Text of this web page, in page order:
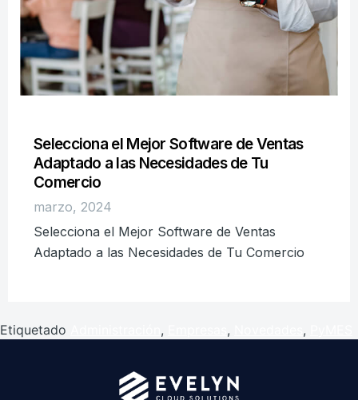
Selecciona el Mejor Software de Ventas
Adaptado a las Necesidades de Tu
Comercio
marzo, 2024
Selecciona el Mejor Software de Ventas
Adaptado a las Necesidades de Tu Comercio
Etiquetado , , ,